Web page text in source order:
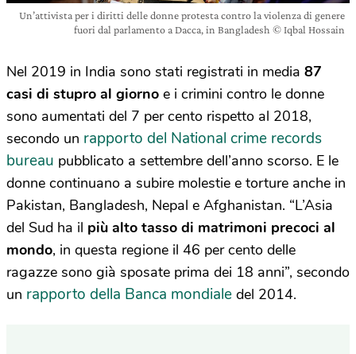
Un’attivista per i diritti delle donne protesta contro la violenza di genere
fuori dal parlamento a Dacca, in Bangladesh © Iqbal Hossain
Nel 2019 in India sono stati registrati in media 87
casi di stupro al giorno e i crimini contro le donne
sono aumentati del 7 per cento rispetto al 2018,
secondo un rapporto del National crime records
bureau pubblicato a settembre dell’anno scorso. E le
donne continuano a subire molestie e torture anche in
Pakistan, Bangladesh, Nepal e Afghanistan. “L’Asia
del Sud ha il più alto tasso di matrimoni precoci al
mondo, in questa regione il 46 per cento delle
ragazze sono già sposate prima dei 18 anni”, secondo
un rapporto della Banca mondiale del 2014.